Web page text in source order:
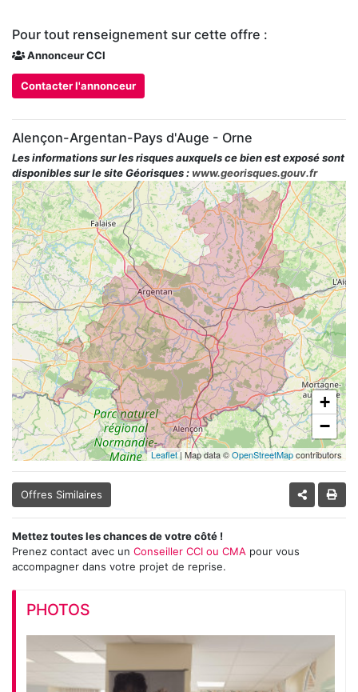
Pour tout renseignement sur cette offre :
Annonceur CCI
Contacter l'annonceur
Alençon-Argentan-Pays d'Auge - Orne
Les informations sur les risques auxquels ce bien est exposé sont
disponibles sur le site Géorisques : www.georisques.gouv.fr
+
−
Leaflet| Map data ©OpenStreetMapcontributors
Offres Similaires
Mettez toutes les chances de votre côté !
Prenez contact avec un Conseiller CCI ou CMA pour vous
accompagner dans votre projet de reprise.
PHOTOS